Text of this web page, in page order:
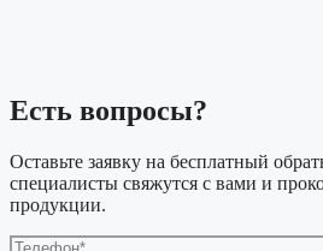
Есть вопросы?
Оставьте заявку на бесплатный
специалисты свяжутся с вами и
продукции.